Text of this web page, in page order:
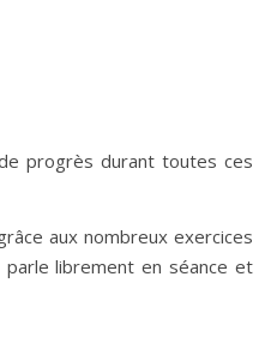
progrès durant toutes ces
aux nombreux exercices
parle librement en séance et